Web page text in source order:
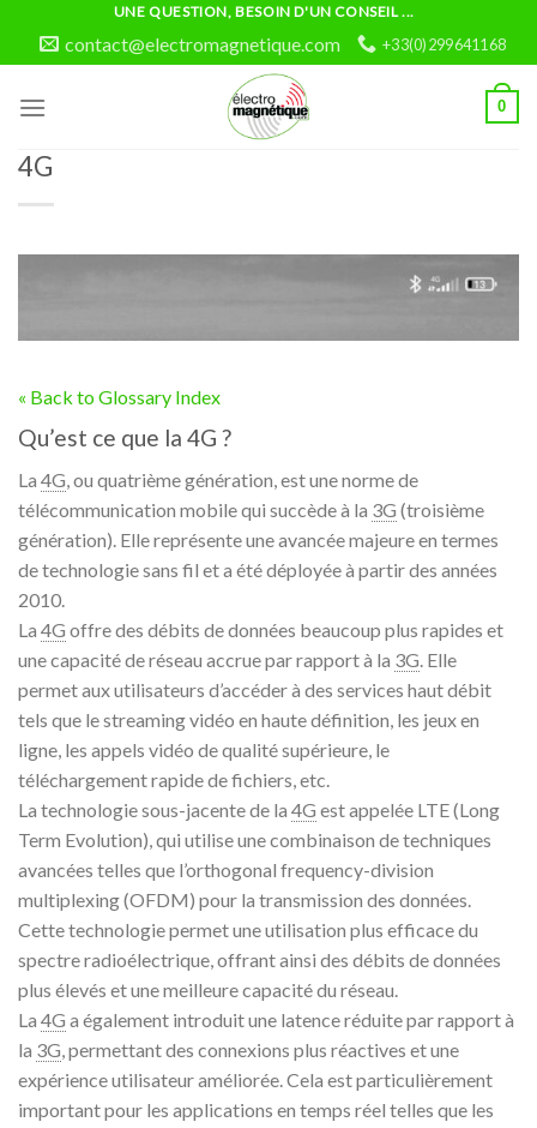
UNE QUESTION, BESOIN D'UN CONSEIL ...
contact@electromagnetique.com +33(0)299641168
0
4G
« Back to Glossary Index
Qu’est ce que la 4G ?
La 4G , ou quatrième génération, est une norme de
télécommunication mobile qui succède à la 3G (troisième
génération). Elle représente une avancée majeure en termes
de technologie sans fil et a été déployée à partir des années
2010.
La 4G offre des débits de données beaucoup plus rapides et
une capacité de réseau accrue par rapport à la 3G . Elle
permet aux utilisateurs d’accéder à des services haut débit
tels que le streaming vidéo en haute définition, les jeux en
ligne, les appels vidéo de qualité supérieure, le
téléchargement rapide de fichiers, etc.
La technologie sous-jacente de la 4G est appelée LTE (Long
Term Evolution), qui utilise une combinaison de techniques
avancées telles que l’orthogonal frequency-division
multiplexing (OFDM) pour la transmission des données.
Cette technologie permet une utilisation plus efficace du
spectre radioélectrique, offrant ainsi des débits de données
plus élevés et une meilleure capacité du réseau.
La 4G a également introduit une latence réduite par rapport à
la 3G , permettant des connexions plus réactives et une
expérience utilisateur améliorée. Cela est particulièrement
important pour les applications en temps réel telles que les